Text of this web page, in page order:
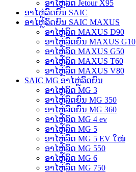
ອາໄຫຼ່ລົດ Jetour X95
ອາໄຫຼ່ລົດຍົນ SAIC
ອາໄຫຼ່ລົດຍົນ SAIC MAXUS
ອາໄຫຼ່ລົດ MAXUS D90
ອາໄຫຼ່ລົດຍົນ MAXUS G10
ອາໄຫຼ່ລົດ MAXUS G50
ອາໄຫຼ່ລົດ MAXUS T60
ອາໄຫຼ່ລົດ MAXUS V80
SAIC MG ອາໄຫຼ່ລົດຍົນ
ອາໄຫຼ່ລົດ MG 3
ອາໄຫຼ່ລົດຍົນ MG 350
ອາໄຫຼ່ລົດຍົນ MG 360
ອາໄຫຼ່ລົດ MG 4 ev
ອາໄຫຼ່ລົດ MG 5
ອາໄຫຼ່ລົດ MG 5 EV ໃໝ່
ອາໄຫຼ່ລົດ MG 550
ອາໄຫຼ່ລົດ MG 6
ອາໄຫຼ່ລົດ MG 750